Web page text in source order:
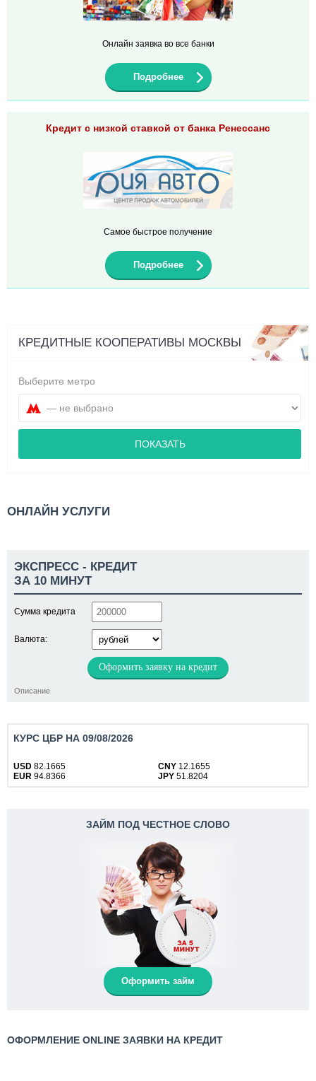
Онлайн заявка во все банки
Подробнее
Кредит с низкой ставкой от банка Ренессанс
Самое быстрое получение
Подробнее
КРЕДИТНЫЕ КООПЕРАТИВЫ МОСКВЫ
Выберите метро
ПОКАЗАТЬ
ОНЛАЙН УСЛУГИ
ЭКСПРЕСС - КРЕДИТ
ЗА 10 МИНУТ
Сумма кредита
Валюта:
Оформить заявку на кредит
Описание
КУРС ЦБР НА 09/08/2026
USD 82.1665 CNY 12.1655
EUR 94.8366 JPY 51.8204
ЗАЙМ ПОД ЧЕСТНОЕ СЛОВО
Оформить займ
ОФОРМЛЕНИЕ ONLINE ЗАЯВКИ НА КРЕДИТ